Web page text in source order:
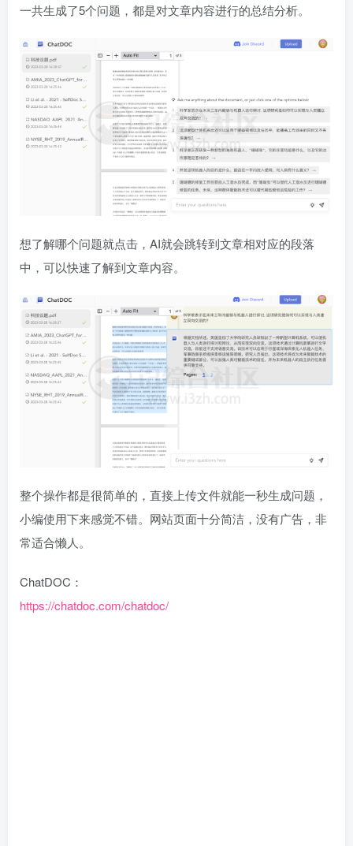
一共生成了5个问题，都是对文章内容进行的总结分析。
想了解哪个问题就点击，AI就会跳转到文章相对应的段落
中，可以快速了解到文章内容。
整个操作都是很简单的，直接上传文件就能一秒生成问题，
小编使用下来感觉不错。网站页面十分简洁，没有广告，非
常适合懒人。
ChatDOC：
https://chatdoc.com/chatdoc/